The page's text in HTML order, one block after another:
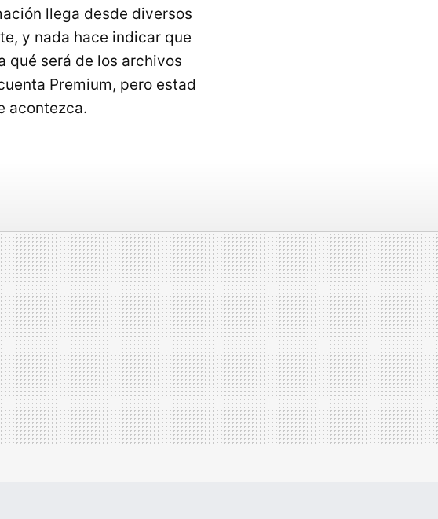
llega desde diversos
y nada hace indicar que
qué será de los archivos
Premium, pero estad
acontezca.